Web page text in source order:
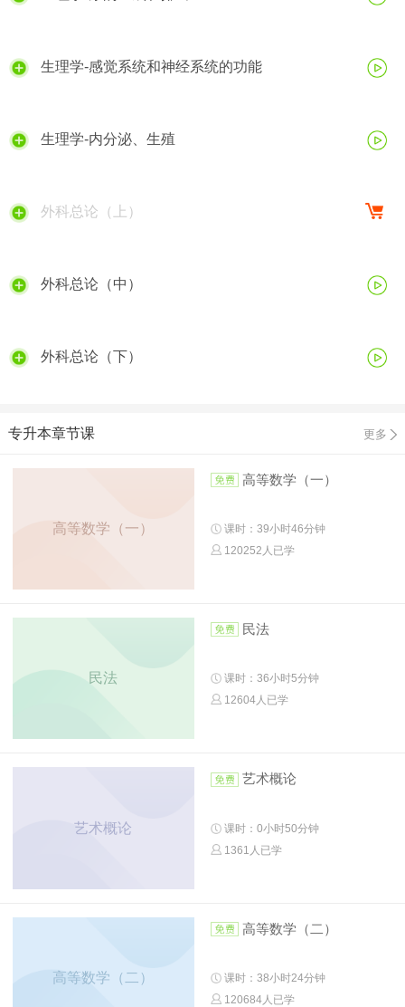
生理学-感觉系统和神经系统的功能
生理学-内分泌、生殖
外科总论（上）
外科总论（中）
外科总论（下）
专升本章节课 更多
高等数学（一）
高等数学（一）
课时：39小时46分钟
120252人已学
民法
民法
课时：36小时5分钟
12604人已学
艺术概论
艺术概论
课时：0小时50分钟
1361人已学
高等数学（二）
高等数学（二）
课时：38小时24分钟
120684人已学